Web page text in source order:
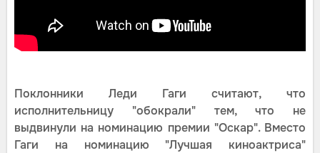
Поклонники Леди Гаги считают, что
исполнительницу "обокрали" тем, что не
выдвинули на номинацию премии "Оскар". Вместо
Гаги на номинацию "Лучшая киноактриса"